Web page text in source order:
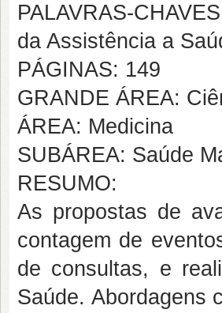
PALAVRAS-
da Assistência a
PÁGINAS: 149
GRANDE ÁREA:
ÁREA: Medicina
SUBÁREA: Saúde
RESUMO:
As propostas de
contagem de
de consultas, e
Saúde. Abordagens